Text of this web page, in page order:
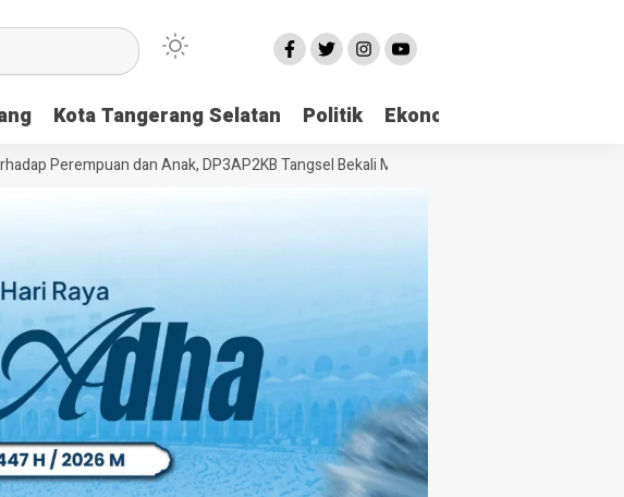
Kota Tangerang Selatan Politik Ekonomi
Perempuan dan Anak, DP3AP2KB Tangsel Bekali Masyarakat Manajemen Stres dan